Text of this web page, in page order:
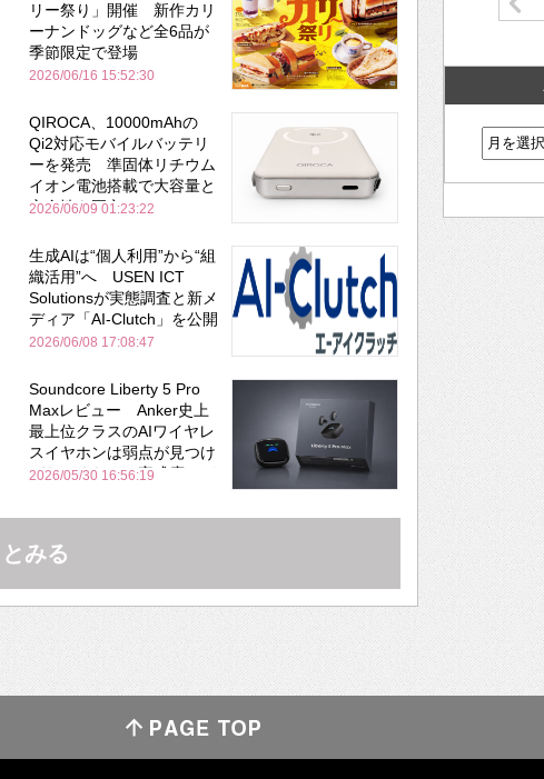
リー祭り」開催 新作カリ
ーナンドッグなど全6品が
季節限定で登場
2026/06/16 15:52:30
QIROCA、10000mAhの
Qi2対応モバイルバッテリ
ーを発売 準固体リチウム
イオン電池搭載で大容量と
安全性を両立
2026/06/09 01:23:22
生成AIは“個人利用”から“組
織活用”へ USEN ICT
Solutionsが実態調査と新メ
ディア「AI-Clutch」を公開
2026/06/08 17:08:47
Soundcore Liberty 5 Pro
Maxレビュー Anker史上
最上位クラスのAIワイヤレ
スイヤホンは弱点が見つけ
づらいくらいの完成度にび
Bose並み
2026/05/30 16:56:19
みる